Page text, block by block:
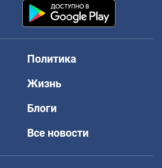
Политика
Жизнь
Блоги
Все новости